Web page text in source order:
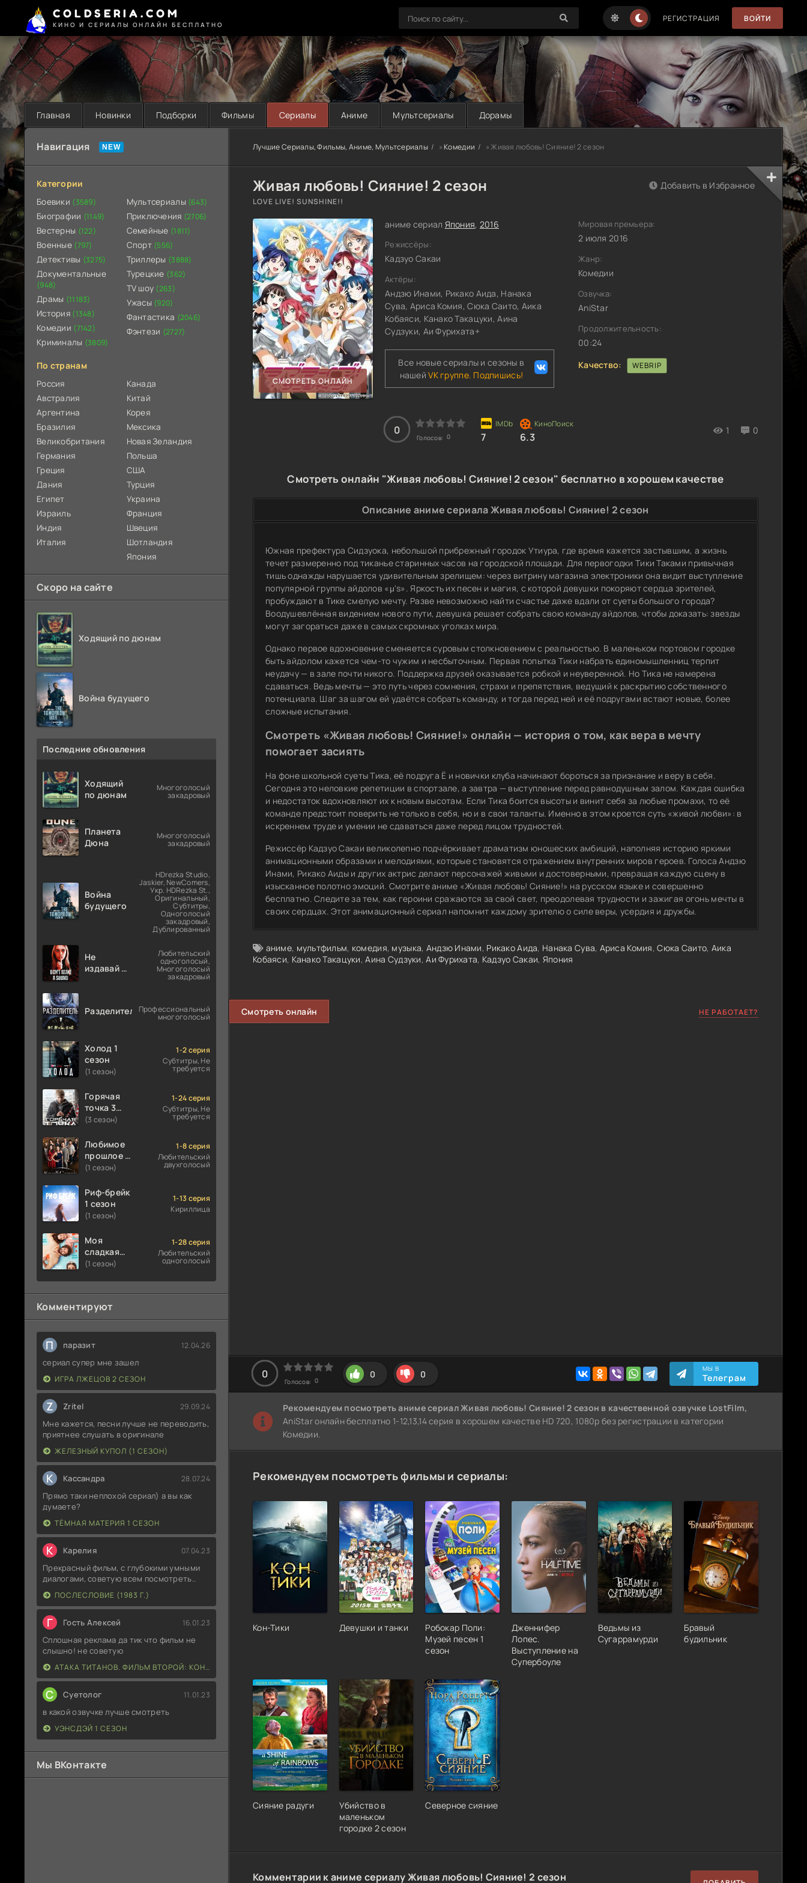
COLDSERIA.COM
КИНО И СЕРИАЛЫ ОНЛАЙН БЕСПЛАТНО
РЕГИСТРАЦИЯ ВОЙТИ
Главная Новинки Подборки Фильмы Сериалы Аниме Мультсериалы Дорамы
Навигация
Категории
Боевики (3589)
Биографии (1149)
Вестерны (122)
Военные (797)
Детективы (3275)
Документальные
(948)
Драмы (11183)
История (1348)
Комедии (7142)
Криминалы (3809)
Мультсериалы (643)
Приключения (2706)
Семейные (1811)
Спорт (556)
Триллеры (3888)
Турецкие (362)
TV шоу (263)
Ужасы (920)
Фантастика (2046)
Фэнтези (2727)
По странам
Россия
Австралия
Аргентина
Бразилия
Великобритания
Германия
Греция
Дания
Египет
Израиль
Индия
Италия
Канада
Китай
Корея
Мексика
Новая Зеландия
Польша
США
Турция
Украина
Франция
Швеция
Шотландия
Япония
Скоро на сайте
Ходящий по дюнам
Война будущего
Последние обновления
Ходящий
по дюнам
Многоголосый
закадровый
Планета
Дюна
Многоголосый
закадровый
Война
будущего
HDrezka Studio,
Jaskier, NewComers,
Укр. HDRezka St.,
Оригинальный,
Субтитры,
Одноголосый
закадровый,
Дублированный
Не
издавай ни
Любительский
одноголосый,
Многоголосый
закадровый
РазделительПрофессиональный
многоголосый
Холод 1
сезон
(1 сезон)
1-2 серия
Субтитры, Не
требуется
Горячая
точка 3
сезон
(3 сезон)
1-24 серия
Субтитры, Не
требуется
Любимое
прошлое 1
сезон
(1 сезон)
1-8 серия
Любительский
двухголосый
Риф-брейк
1 сезон
(1 сезон)
1-13 серия
Кириллица
Моя
сладкая
ложь 1
(1 сезон)
1-28 серия
Любительский
одноголосый
Комментируют
П паразит 12.04.26
сериал супер мне зашел
ИГРА ЛЖЕЦОВ 2 СЕЗОН
Z Zritel 29.09.24
Мне кажется, песни лучше не переводить,
приятнее слушать в оригинале
ЖЕЛЕЗНЫЙ КУПОЛ (1 СЕЗОН)
К Кассандра 28.07.24
Прямо таки неплохой сериал) а вы как
думаете?
ТЁМНАЯ МАТЕРИЯ 1 СЕЗОН
К Карелия 07.04.23
Прекрасный фильм, с глубокими умными
диалогами, советую всем посмотреть..
ПОСЛЕСЛОВИЕ (1983 Г.)
Г Гость Алексей 16.01.23
Сплошная реклама да тик что фильм не
слышно! не советую
АТАКА ТИТАНОВ. ФИЛЬМ ВТОРОЙ: КОНЕЦ СВЕТА
С Суетолог 11.01.23
в какой озвучке лучше смотреть
УЭНСДЭЙ 1 СЕЗОН
Мы ВКонтакте
Лучшие Сериалы, Фильмы, Аниме, Мультсериалы »Комедии » Живая любовь! Сияние! 2 сезон
Живая любовь! Сияние! 2 сезон
LOVE LIVE! SUNSHINE!!
СМОТРЕТЬ ОНЛАЙН
аниме сериал Япония, 2016
Режиссёры:
Кадзуо Сакаи
Актёры:
Андзю Инами, Рикако Аида, Нанака
Сува, Ариса Комия, Сюка Саито, Аика
Кобаяси, Канако Такацуки, Аина
Судзуки, Аи Фурихата+
Все новые сериалы и сезоны в
нашейVK группе. Подпишись!
0
Голосов: 0 7 6.3
1 0
Добавить в Избранное
Мировая премьера:
2 июля 2016
Жанр:
Комедии
Озвучка:
AniStar
Продолжительность:
00:24
Качество:
WEBRIP
Смотреть онлайн "Живая любовь! Сияние! 2 сезон" бесплатно в хорошем качестве
Описание аниме сериала Живая любовь! Сияние! 2 сезон
Южная префектура Сидзуока, небольшой прибрежный городок Утиура, где время кажется застывшим, а жизнь
течет размеренно под тиканье старинных часов на городской площади. Для первогодки Тики Таками привычная
тишь однажды нарушается удивительным зрелищем: через витрину магазина электроники она видит выступление
популярной группы айдолов «μ's». Яркость их песен и магия, с которой девушки покоряют сердца зрителей,
пробуждают в Тике смелую мечту. Разве невозможно найти счастье даже вдали от суеты большого города?
Воодушевлённая видением нового пути, девушка решает собрать свою команду айдолов, чтобы доказать: звезды
могут загораться даже в самых скромных уголках мира.
Однако первое вдохновение сменяется суровым столкновением с реальностью. В маленьком портовом городке
быть айдолом кажется чем-то чужим и несбыточным. Первая попытка Тики набрать единомышленниц терпит
неудачу — в зале почти никого. Поддержка друзей оказывается робкой и неуверенной. Но Тика не намерена
сдаваться. Ведь мечты — это путь через сомнения, страхи и препятствия, ведущий к раскрытию собственного
потенциала. Шаг за шагом ей удаётся собрать команду, и тогда перед ней и её подругами встают новые, более
сложные испытания.
Смотреть «Живая любовь! Сияние!» онлайн — история о том, как вера в мечту
помогает засиять
На фоне школьной суеты Тика, её подруга Ё и новички клуба начинают бороться за признание и веру в себя.
Сегодня это неловкие репетиции в спортзале, а завтра — выступление перед равнодушным залом. Каждая ошибка
и недостаток вдохновляют их к новым высотам. Если Тика боится высоты и винит себя за любые промахи, то её
команде предстоит поверить не только в себя, но и в свои таланты. Именно в этом кроется суть «живой любви»: в
искреннем труде и умении не сдаваться даже перед лицом трудностей.
Режиссёр Кадзуо Сакаи великолепно подчёркивает драматизм юношеских амбиций, наполняя историю яркими
анимационными образами и мелодиями, которые становятся отражением внутренних миров героев. Голоса Андзю
Инами, Рикако Аиды и других актрис делают персонажей живыми и достоверными, превращая каждую сцену в
изысканное полотно эмоций. Смотрите аниме «Живая любовь! Сияние!» на русском языке и совершенно
бесплатно. Следите за тем, как героини сражаются за свой свет, преодолевая трудности и зажигая огонь мечты в
своих сердцах. Этот анимационный сериал напомнит каждому зрителю о силе веры, усердия и дружбы.
аниме, мультфильм, комедия, музыка, Андзю Инами, Рикако Аида, Нанака Сува, Ариса Комия,Сюка Саито, Аика
Кобаяси, Канако Такацуки,Аина Судзуки,Аи Фурихата, Кадзуо Сакаи, Япония
Смотреть онлайн НЕ РАБОТАЕТ?
0
Голосов: 0
0 0 МЫ В
Телеграм
Рекомендуем посмотреть аниме сериал Живая любовь! Сияние! 2 сезон в качественной озвучке LostFilm,
AniStar онлайн бесплатно 1-12,13,14 серия в хорошем качестве HD 720, 1080p без регистрации в категории
Комедии.
Рекомендуем посмотреть фильмы и сериалы:
Кон-Тики Девушки и танки
Робокар Поли:
Музей песен 1
сезон
Дженнифер
Лопес.
Выступление на
Супербоуле
Ведьмы из
Сугаррамурди
Бравый
будильник
Сияние радуги
Убийство в
маленьком
городке 2 сезон
Северное сияние
Комментарии к аниме сериалу Живая любовь! Сияние! 2 сезон